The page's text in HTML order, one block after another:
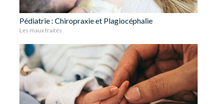
Pédiatrie : Chiropraxie et Plagiocéphalie
Les maux traités